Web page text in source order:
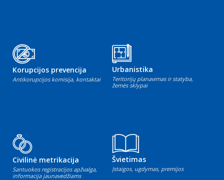
Korupcijos prevencija
Antikorupcijos komisija, kontaktai
Urbanistika
Teritorijų planavimas ir statyba,
žemės sklypai
Civilinė metrikacija
Santuokos registracijos apžvalga,
informacija jaunavedžiams
Švietimas
Įstaigos, ugdymas, premijos